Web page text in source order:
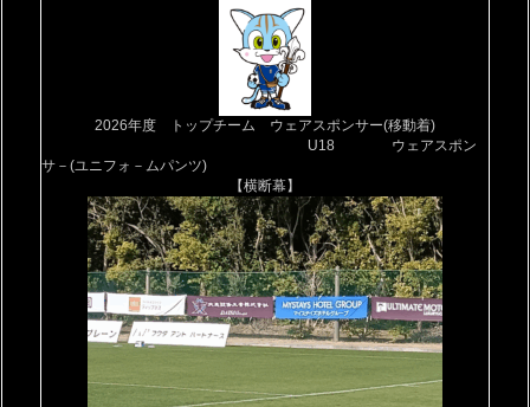
2026年度 トップチーム ウェアスポンサー(移動着)
U18 ウェアスポン
サ－(ユニフォ－ムパンツ)
【横断幕】